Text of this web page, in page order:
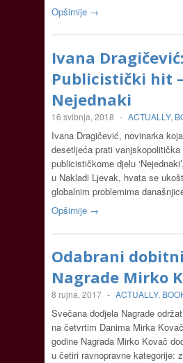
Opširnije →
Ivana Dragičević:
Publicistički hit –
Nejednaki
16 svibnja, 2018 - ACTUALLY,
Ivana Dragičević, novinarka
desetljeća prati
publicističkome djelu
u Nakladi Ljevak, hvata se
globalnim problemima
Opširnije →
Odabrani
Nagrade Mirko
8 rujna, 2017 - ACTUALLY,
Svečana dodjela Nagrade
na četvrtim Danima Mirka
godine Nagrada Mirko Kovač
u četiri ravnopravne kategorije: